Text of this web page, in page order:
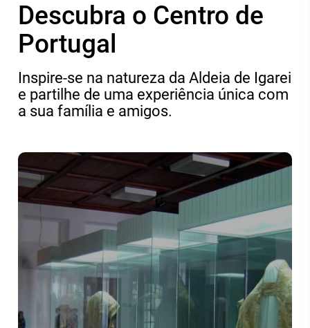
Descubra o Centro de
Portugal
Inspire-se na natureza da Aldeia de Igarei
e partilhe de uma experiência única com
a sua família e amigos.